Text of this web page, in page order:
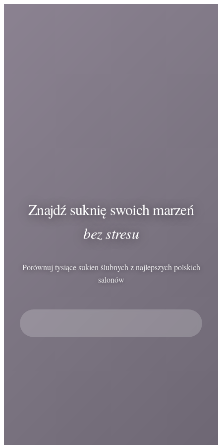
Znajdź suknię swoich marzeń
bez stresu
Porównuj tysiące sukien ślubnych z najlepszych polskich
salonów